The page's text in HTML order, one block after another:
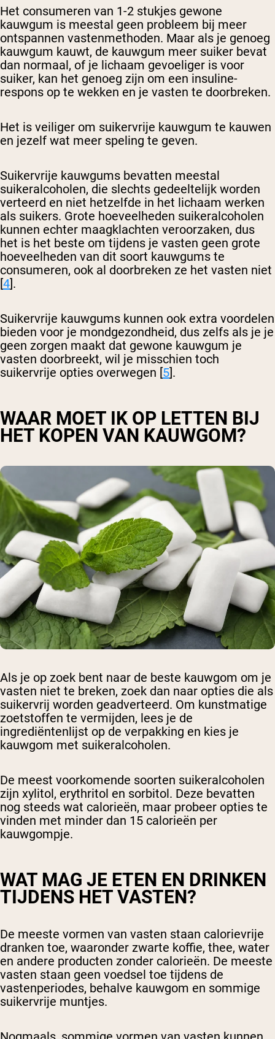
Het consumeren van 1-2 stukjes gewone
kauwgum is meestal geen probleem bij meer
ontspannen vastenmethoden. Maar als je genoeg
kauwgum kauwt, de kauwgum meer suiker bevat
dan normaal, of je lichaam gevoeliger is voor
suiker, kan het genoeg zijn om een insuline-
respons op te wekken en je vasten te doorbreken.
Het is veiliger om suikervrije kauwgum te kauwen
en jezelf wat meer speling te geven.
Suikervrije kauwgums bevatten meestal
suikeralcoholen, die slechts gedeeltelijk worden
verteerd en niet hetzelfde in het lichaam werken
als suikers. Grote hoeveelheden suikeralcoholen
kunnen echter maagklachten veroorzaken, dus
het is het beste om tijdens je vasten geen grote
hoeveelheden van dit soort kauwgums te
consumeren, ook al doorbreken ze het vasten niet
[4].
Suikervrije kauwgums kunnen ook extra voordelen
bieden voor je mondgezondheid, dus zelfs als je je
geen zorgen maakt dat gewone kauwgum je
vasten doorbreekt, wil je misschien toch
suikervrije opties overwegen [5].
WAAR MOET IK OP LETTEN BIJ
HET KOPEN VAN KAUWGOM?
Als je op zoek bent naar de beste kauwgom om je
vasten niet te breken, zoek dan naar opties die als
suikervrij worden geadverteerd. Om kunstmatige
zoetstoffen te vermijden, lees je de
ingrediëntenlijst op de verpakking en kies je
kauwgom met suikeralcoholen.
De meest voorkomende soorten suikeralcoholen
zijn xylitol, erythritol en sorbitol. Deze bevatten
nog steeds wat calorieën, maar probeer opties te
vinden met minder dan 15 calorieën per
kauwgompje.
WAT MAG JE ETEN EN DRINKEN
TIJDENS HET VASTEN?
De meeste vormen van vasten staan calorievrije
dranken toe, waaronder zwarte koffie, thee, water
en andere producten zonder calorieën. De meeste
vasten staan geen voedsel toe tijdens de
vastenperiodes, behalve kauwgom en sommige
suikervrije muntjes.